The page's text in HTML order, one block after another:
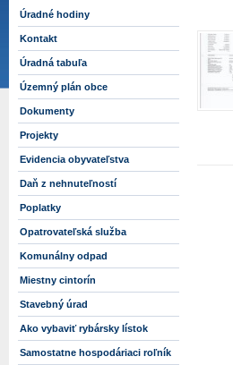
Úradné hodiny
Kontakt
Úradná tabuľa
Územný plán obce
Dokumenty
Projekty
Evidencia obyvateľstva
Daň z nehnuteľností
Poplatky
Opatrovateľská služba
Komunálny odpad
Miestny cintorín
Stavebný úrad
Ako vybaviť rybársky lístok
Samostatne hospodáriaci roľník